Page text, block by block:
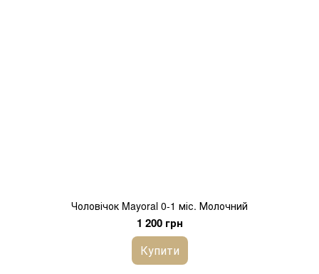
Чоловічок Mayoral 0-1 міс. Молочний
1 200 грн
Купити